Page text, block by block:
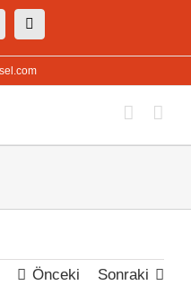
Instagram
Önceki Sonraki